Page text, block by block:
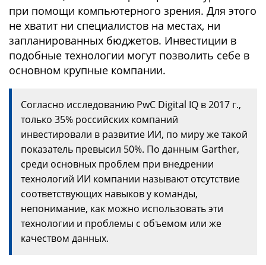
при помощи компьютерного зрения. Для этого
не хватит ни специалистов на местах, ни
запланированных бюджетов. Инвестиции в
подобные технологии могут позволить себе в
основном крупные компании.
Согласно исследованию PwC Digital IQ в 2017 г.,
только 35% российских компаний
инвестировали в развитие ИИ, по миру же такой
показатель превысил 50%. По данным Garther,
среди основных проблем при внедрении
технологий ИИ компании называют отсутствие
соответствующих навыков у команды,
непонимание, как можно использовать эти
технологии и проблемы с объемом или же
качеством данных.